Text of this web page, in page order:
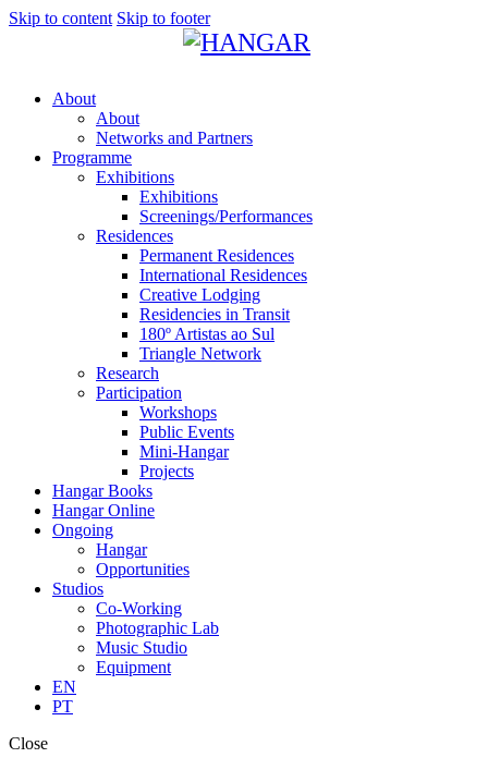
Skip to content Skip to footer
About
About
Networks and Partners
Programme
Exhibitions
Exhibitions
Screenings/Performances
Residences
Permanent Residences
International Residences
Creative Lodging
Residencies in Transit
180º Artistas ao Sul
Triangle Network
Research
Participation
Workshops
Public Events
Mini-Hangar
Projects
Hangar Books
Hangar Online
Ongoing
Hangar
Opportunities
Studios
Co-Working
Photographic Lab
Music Studio
Equipment
EN
PT
Close